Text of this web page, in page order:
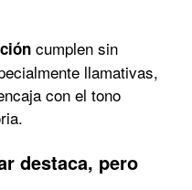
cumplen sin
llamativas,
con el tono
destaca, pero